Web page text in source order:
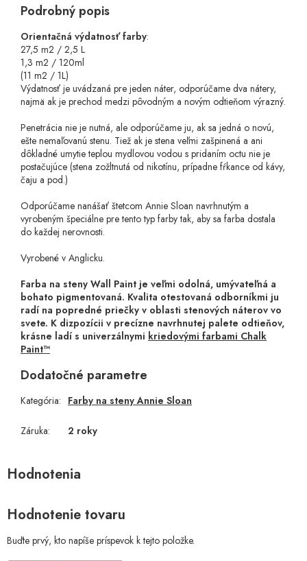
Podrobný popis
Orientačná výdatnosť farby:
27,5 m2 / 2,5 L
1,3 m2 / 120ml
(11 m2 / 1L)
Výdatnosť je uvádzaná pre jeden náter, odporúčame dva nátery,
najmä ak je prechod medzi pôvodným a novým odtieňom výrazný.
Penetrácia nie je nutná, ale odporúčame ju, ak sa jedná o novú,
ešte nemaľovanú stenu. Tiež ak je stena veľmi zašpinená a ani
dôkladné umytie teplou mydlovou vodou s pridaním octu nie je
postačujúce (stena zožltnutá od nikotínu, prípadne fŕkance od kávy,
čaju a pod.)
Odporúčame nanášať štetcom Annie Sloan navrhnutým a
vyrobeným špeciálne pre tento typ farby tak, aby sa farba dostala
do každej nerovnosti.
Vyrobené v Anglicku.
Farba na steny Wall Paint je veľmi odolná, umývateľná a
bohato pigmentovaná. Kvalita otestovaná odborníkmi ju
radí na popredné priečky v oblasti stenových náterov vo
svete. K dizpozícii v precízne navrhnutej palete odtieňov,
krásne ladí s univerzálnymi kriedovými farbami Chalk
Paint™
Dodatočné parametre
Kategória: Farby na steny Annie Sloan
Záruka: 2 roky
Hodnotenie tovaru
Buďte prvý, kto napíše príspevok k tejto položke.